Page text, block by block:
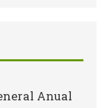
Anual